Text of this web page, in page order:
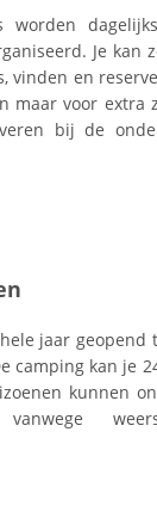
worden
Je kan
vinden en
maar voor extra
bij de
jaar geopend
camping kan je
kunnen